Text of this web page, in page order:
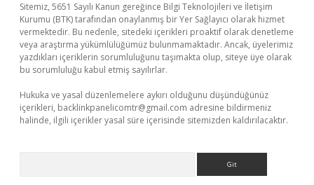
Sitemiz, 5651 Sayılı Kanun gereğince Bilgi Teknolojileri ve İletişim
Kurumu (BTK) tarafından onaylanmış bir Yer Sağlayıcı olarak hizmet
vermektedir. Bu nedenle, sitedeki içerikleri proaktif olarak denetleme
veya araştırma yükümlülüğümüz bulunmamaktadır. Ancak, üyelerimiz
yazdıkları içeriklerin sorumluluğunu taşımakta olup, siteye üye olarak
bu sorumluluğu kabul etmiş sayılırlar.
Hukuka ve yasal düzenlemelere aykırı olduğunu düşündüğünüz
içerikleri, backlinkpanelicomtr@gmail.com adresine bildirmeniz
halinde, ilgili içerikler yasal süre içerisinde sitemizden kaldırılacaktır.